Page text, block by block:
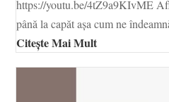
https://youtu.be/4tZ9a9KIvME
până la capăt așa cum ne
Citește Mai Mult